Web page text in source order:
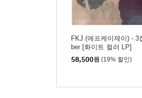
FKJ (에프케이제이) - 3
ber [화이트 컬러 LP]
58,500원 (19% 할인)